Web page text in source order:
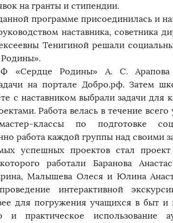
на гранты и стипендии.
программе присоединилась и
наставника, советника
Тенигиной решали
«Сердце Родины» А. С. Арапова
на портале Добро.рф. Затем
с наставником выбрали задачи для
Работа велась в течение
классы по подготовке
работа каждой группы над своими
успешных проектов стал
работали Баранова
Малышева Олеся и Юлина
интерактивной
для погружения учащихся в быт и
и практическое использование